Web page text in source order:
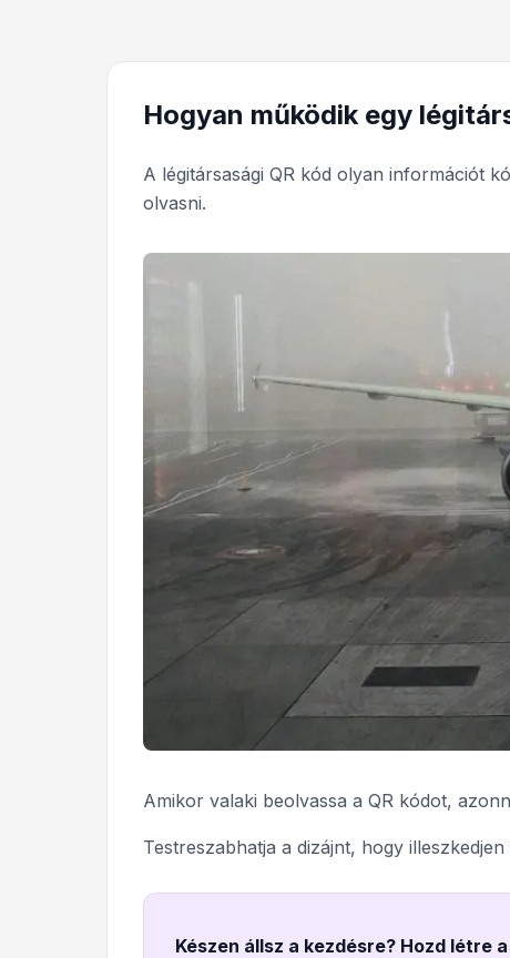
Hogyan működik egy
A légitársasági QR kód olyan információt
olvasni.
Amikor valaki beolvassa a QR kódot,
Testreszabhatja a dizájnt, hogy
Készen állsz a kezdésre? Hozd létre